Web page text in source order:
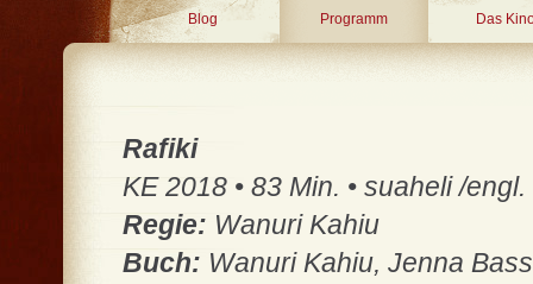
Blog Programm Das
Rafiki
KE 2018 • 83 Min. • suaheli /
Regie: Wanuri Kahiu
Buch: Wanuri Kahiu, Jenna